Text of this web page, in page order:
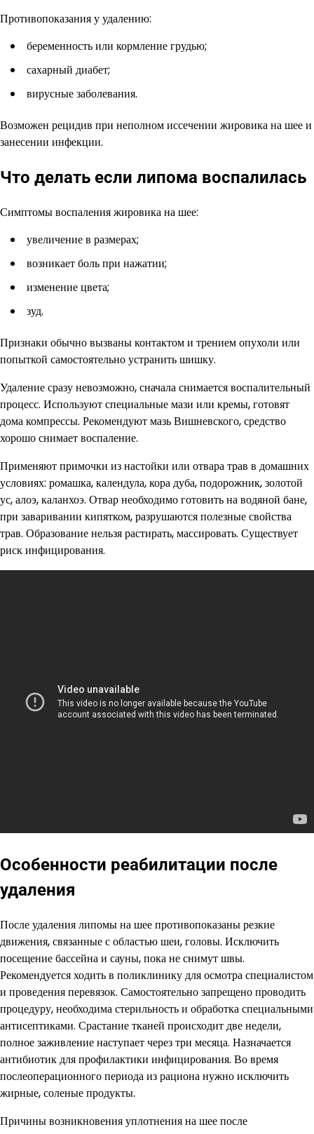
Противопоказания у удалению:
беременность или кормление грудью;
сахарный диабет;
вирусные заболевания.
Возможен рецидив при неполном иссечении жировика на шее и
занесении инфекции.
Что делать если липома воспалилась
Симптомы воспаления жировика на шее:
увеличение в размерах;
возникает боль при нажатии;
изменение цвета;
зуд.
Признаки обычно вызваны контактом и трением опухоли или
попыткой самостоятельно устранить шишку.
Удаление сразу невозможно, сначала снимается воспалительный
процесс. Используют специальные мази или кремы, готовят
дома компрессы. Рекомендуют мазь Вишневского, средство
хорошо снимает воспаление.
Применяют примочки из настойки или отвара трав в домашних
условиях: ромашка, календула, кора дуба, подорожник, золотой
ус, алоэ, каланхоэ. Отвар необходимо готовить на водяной бане,
при заваривании кипятком, разрушаются полезные свойства
трав. Образование нельзя растирать, массировать. Существует
риск инфицирования.
Особенности реабилитации после
удаления
После удаления липомы на шее противопоказаны резкие
движения, связанные с областью шеи, головы. Исключить
посещение бассейна и сауны, пока не снимут швы.
Рекомендуется ходить в поликлинику для осмотра специалистом
и проведения перевязок. Самостоятельно запрещено проводить
процедуру, необходима стерильность и обработка специальными
антисептиками. Срастание тканей происходит две недели,
полное заживление наступает через три месяца. Назначается
антибиотик для профилактики инфицирования. Во время
послеоперационного периода из рациона нужно исключить
жирные, соленые продукты.
Причины возникновения уплотнения на шее после